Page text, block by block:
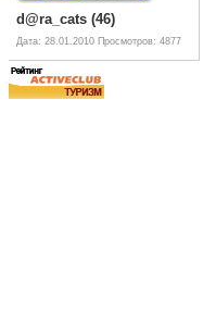
d@ra_cats (46)
Дата: 28.01.2010 Просмотров: 4877